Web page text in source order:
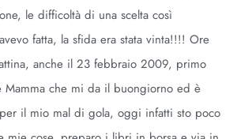
le difficoltà di una scelta così
fatta, la sfida era stata vinta!!!! Ore
anche il 23 febbraio 2009, primo
Mamma che mi da il buongiorno ed è
il mio mal di gola, oggi infatti sto poco